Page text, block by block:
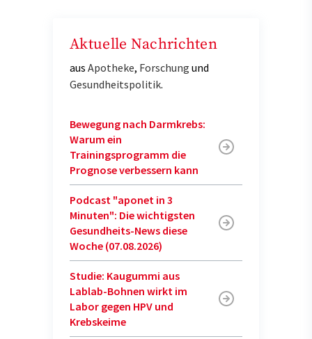
Aktuelle Nachrichten
aus Apotheke, Forschung und
Gesundheitspolitik.
Bewegung nach Darmkrebs:
Warum ein
Trainingsprogramm die
Prognose verbessern kann
Podcast "aponet in 3
Minuten": Die wichtigsten
Gesundheits-News diese
Woche (07.08.2026)
Studie: Kaugummi aus
Lablab-Bohnen wirkt im
Labor gegen HPV und
Krebskeime